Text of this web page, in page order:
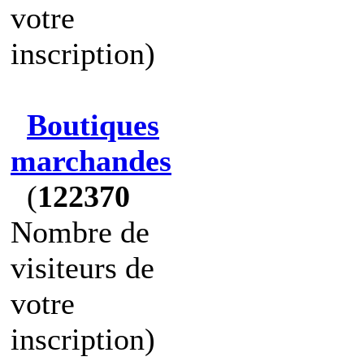
votre
inscription)
Boutiques
marchandes
(122370
Nombre de
visiteurs de
votre
inscription)